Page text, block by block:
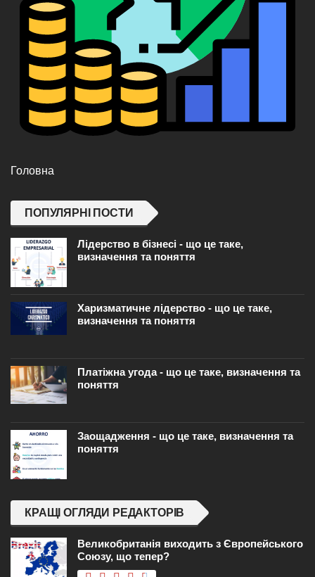
Головна
ПОПУЛЯРНІ ПОСТИ
Лідерство в бізнесі - що це таке,
визначення та поняття
Харизматичне лідерство - що це таке,
визначення та поняття
Платіжна угода - що це таке, визначення та
поняття
Заощадження - що це таке, визначення та
поняття
КРАЩІ ОГЛЯДИ РЕДАКТОРІВ
Великобританія виходить з Європейського
Союзу, що тепер?